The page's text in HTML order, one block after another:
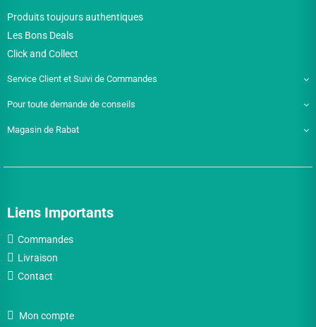
Produits toujours authentiques
Les Bons Deals
Click and Collect
Service Client et Suivi de Commandes
Pour toute demande de conseils
Magasin de Rabat
Liens Importants
Commandes
Livraison
Contact
Mon compte